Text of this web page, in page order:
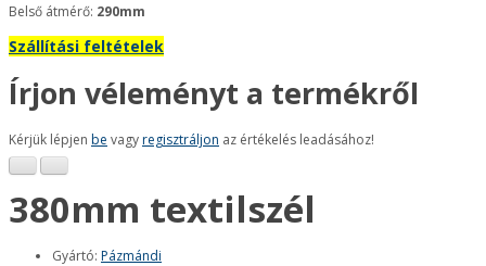
Belső átmérő: 290mm
Szállítási feltételek
Írjon véleményt a termékről
Kérjük lépjen be vagyregisztráljon az értékelés leadásához!
380mm textilszél
Gyártó: Pázmándi